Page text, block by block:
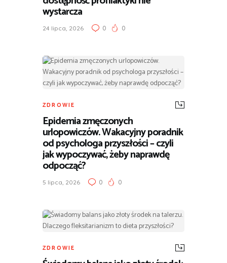
wystarcza
24 lipca, 2026 0 0
ZDROWIE
Epidemia zmęczonych
urlopowiczów. Wakacyjny poradnik
od psychologa przyszłości – czyli
jak wypoczywać, żeby naprawdę
odpocząć?
5 lipca, 2026 0 0
ZDROWIE